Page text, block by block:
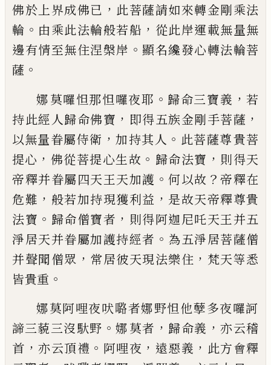
佛於上界成佛已 ， 此菩薩請如來轉金剛乘法
輪 。 由乘此法輪般若船 ， 從此岸運載無量無
邊有情至無住涅槃岸 。 顯名纔發心轉法輪菩
薩 。
娜莫囉怛那怛囉夜耶 。 歸命三寶義 ， 若
持此經人歸命佛寶 ， 即得五族金剛手菩薩 ，
以無量眷屬侍衛 ， 加持其人 。 此菩薩尊貴菩
提心 ， 佛從菩提心生故 。 歸命法寶 ， 則得天
帝釋并眷屬四天王天加護 。 何以故 ？ 帝釋在
危難 ， 般若加持現獲利益 ， 是故天帝釋尊貴
法寶 。 歸命僧寶者 ， 則得阿迦尼吒天王并五
淨居天并眷屬加護持經者 。 為五淨居菩薩僧
并聲聞僧眾 ， 常居彼天現法樂住 ， 梵天等悉
皆貴重 。
娜莫阿哩夜吠𡀔者娜野怛他孽多夜囉訶
諦三藐三沒馱野 。 娜莫者 ， 歸命義 ， 亦云稽
首 ， 亦云頂禮 。 阿哩夜 ， 遠惡義 ， 此方會釋